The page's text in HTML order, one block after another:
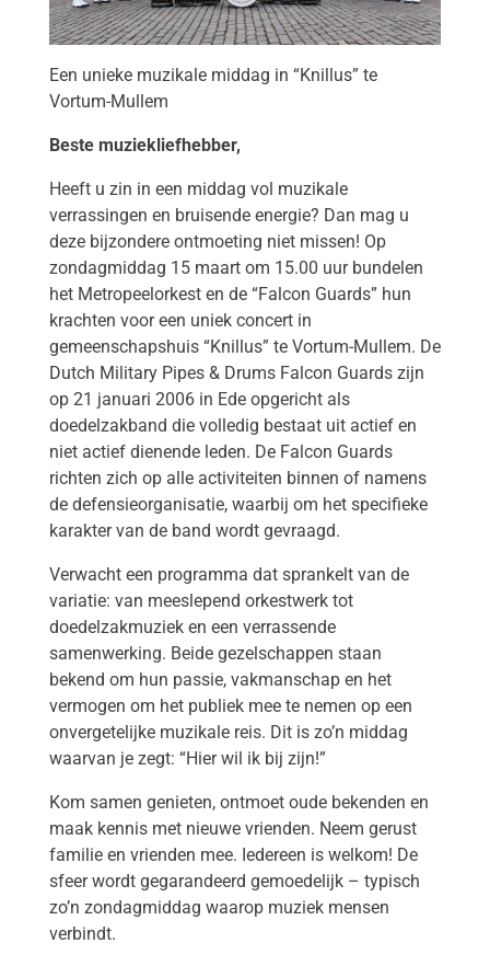
Een unieke muzikale middag in “Knillus” te
Vortum-Mullem
Beste muziekliefhebber,
Heeft u zin in een middag vol muzikale
verrassingen en bruisende energie? Dan mag u
deze bijzondere ontmoeting niet missen! Op
zondagmiddag 15 maart om 15.00 uur bundelen
het Metropeelorkest en de “Falcon Guards” hun
krachten voor een uniek concert in
gemeenschapshuis “Knillus” te Vortum-Mullem. De
Dutch Military Pipes & Drums Falcon Guards zijn
op 21 januari 2006 in Ede opgericht als
doedelzakband die volledig bestaat uit actief en
niet actief dienende leden. De Falcon Guards
richten zich op alle activiteiten binnen of namens
de defensieorganisatie, waarbij om het specifieke
karakter van de band wordt gevraagd.
Verwacht een programma dat sprankelt van de
variatie: van meeslepend orkestwerk tot
doedelzakmuziek en een verrassende
samenwerking. Beide gezelschappen staan
bekend om hun passie, vakmanschap en het
vermogen om het publiek mee te nemen op een
onvergetelijke muzikale reis. Dit is zo’n middag
waarvan je zegt: “Hier wil ik bij zijn!”
Kom samen genieten, ontmoet oude bekenden en
maak kennis met nieuwe vrienden. Neem gerust
familie en vrienden mee. Iedereen is welkom! De
sfeer wordt gegarandeerd gemoedelijk – typisch
zo’n zondagmiddag waarop muziek mensen
verbindt.